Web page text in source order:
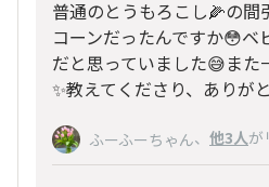
普通のとうもろこし🌽の間
コーンだったんですか😳ベ
だと思っていました😅また
✨教えてくださり、ありが
ふーふーちゃん、 他3人が